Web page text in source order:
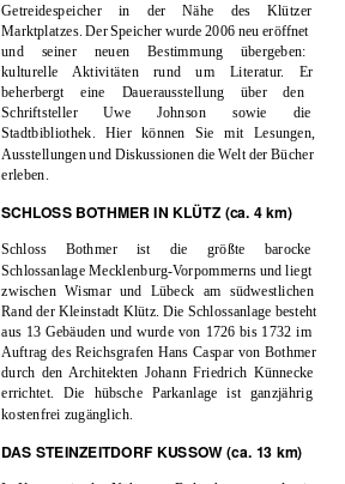
Getreidespeicher in der Nähe des Klützer
Marktplatzes. Der Speicher wurde 2006 neu eröffnet
und seiner neuen Bestimmung übergeben:
kulturelle Aktivitäten rund um Literatur. Er
beherbergt eine Dauerausstellung über den
Schriftsteller Uwe Johnson sowie
die
Stadtbibliothek. Hier können Sie mit Lesungen,
Ausstellungen und Diskussionen die Welt der Bücher
erleben.
SCHLOSS BOTHMER IN KLÜTZ (ca. 4 km)
Schloss Bothmer ist die größte barocke
Schlossanlage Mecklenburg-Vorpommerns und liegt
zwischen Wismar und Lübeck am südwestlichen
Rand der Kleinstadt Klütz. Die Schlossanlage besteht
aus 13 Gebäuden und wurde von 1726 bis 1732 im
Auftrag des Reichsgrafen Hans Caspar von Bothmer
durch den Architekten Johann Friedrich Künnecke
errichtet. Die hübsche Parkanlage ist ganzjährig
kostenfrei zugänglich.
DAS STEINZEITDORF KUSSOW (ca. 13 km)